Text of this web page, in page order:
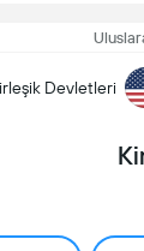
Devletleri